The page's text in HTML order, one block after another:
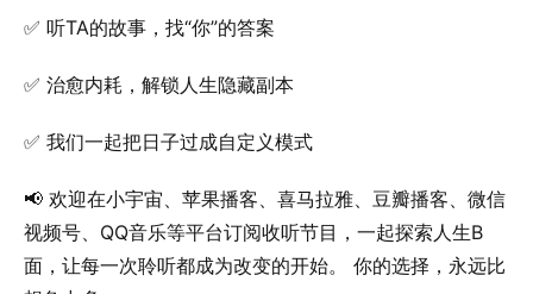
✅ 听TA的故事，找“你”的答案
✅ 治愈内耗，解锁人生隐藏副本
✅ 我们一起把日子过成自定义模式
📢 欢迎在小宇宙、苹果播客、喜马拉雅、豆瓣播客、微信
视频号、QQ音乐等平台订阅收听节目，一起探索人生B
面，让每一次聆听都成为改变的开始。 你的选择，永远比